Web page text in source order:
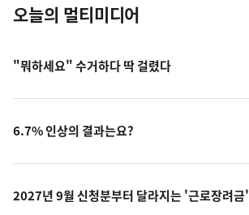
오늘의 멀티미디어
"뭐하세요" 수거하다 딱 걸렸다
6.7% 인상의 결과는요?
2027년 9월 신청분부터 달라지는 '근로장려금'